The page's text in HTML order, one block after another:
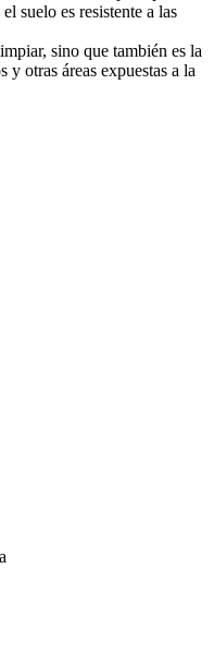
suelo es resistente a las
sino que también es la
y otras áreas expuestas a la